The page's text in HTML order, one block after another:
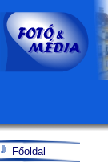
Főoldal